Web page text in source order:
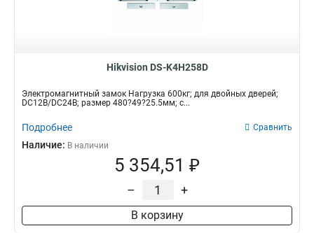
Hikvision DS-K4H258D
Электромагнитный замок Нагрузка 600кг; для двойных дверей;
DC12В/DC24В; размер 480?49?25.5мм; с...
Подробнее Сравнить
Наличие: В наличии
5 354,51 ₽
– +
В корзину